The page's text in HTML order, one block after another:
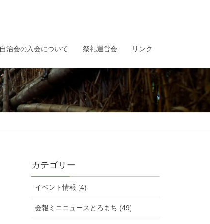
自治会の入会について 祭礼運営会 リンク
カテゴリー
イベント情報 (4)
会報ミニニュースとろまち (49)